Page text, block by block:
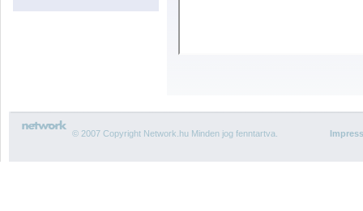
© 2007 Copyright Network.hu Minden jog fenntartva.